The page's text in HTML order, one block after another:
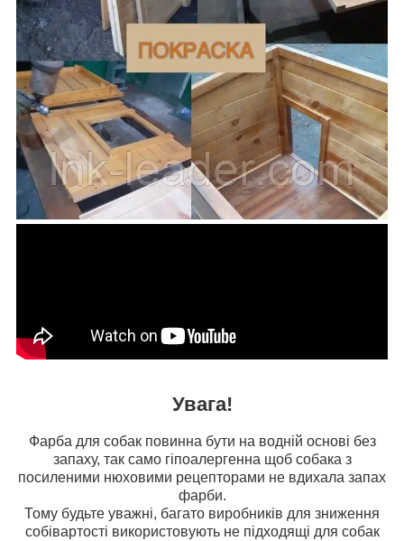
Увага!
Фарба для собак повинна бути на водній основі без
запаху, так само гіпоалергенна щоб собака з
посиленими нюховими рецепторами не вдихала запах
фарби.
Тому будьте уважні, багато виробників для зниження
собівартості використовують не підходящі для собак